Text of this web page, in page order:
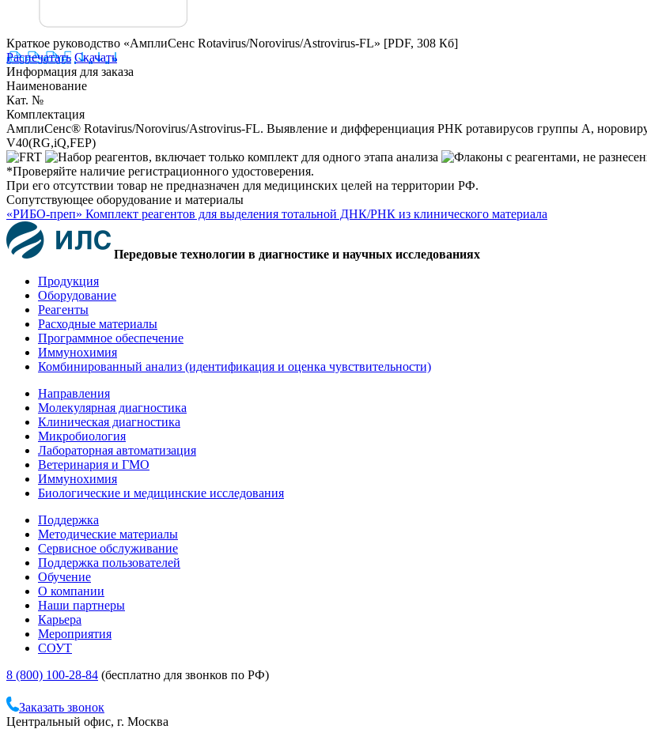
Краткое руководство «АмплиСенс Rotavirus/Norovirus/Astrovirus-FL» [PDF, 308 Кб]
Распечатать Скачать
Информация для заказа
Наименование
Кат. №
Комплектация
АмплиСенс® Rotavirus/Norovirus/Astrovirus-FL. Выявление и дифференциация РНК ротавирусов группы А,
V40(RG,iQ,FEP)
*Проверяйте наличие регистрационного удостоверения.
При его отсутствии товар не предназначен для медицинских целей на территории РФ.
Сопутствующее оборудование и материалы
«РИБО-преп» Комплект реагентов для выделения тотальной ДНК/РНК из клинического материала
Передовые технологии в диагностике и научных исследованиях
Продукция
Оборудование
Реагенты
Расходные материалы
Программное обеспечение
Иммунохимия
Комбинированный анализ (идентификация и оценка чувствительности)
Направления
Молекулярная диагностика
Клиническая диагностика
Микробиология
Лабораторная автоматизация
Ветеринария и ГМО
Иммунохимия
Биологические и медицинские исследования
Поддержка
Методические материалы
Сервисное обслуживание
Поддержка пользователей
Обучение
О компании
Наши партнеры
Карьера
Мероприятия
СОУТ
8 (800) 100-28-84 (бесплатно для звонков по РФ)
Заказать звонок
Центральный офис, г. Москва